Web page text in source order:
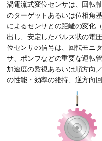
渦電流式変位センサは、回転
のターゲットあるいは位相角
によるセンサとの距離の変化
出し、安定したパルス状の電
位センサの信号は、回転モニ
サ、ポンプなどの重要な運転
加速度の監視あるいは順方向
の性能・効率の維持、逆方向